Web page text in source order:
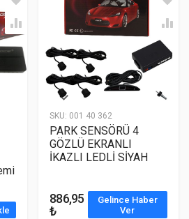
SKU: 001 40 362
PARK SENSÖRÜ 4
GÖZLÜ EKRANLI
İKAZLI LEDLİ SİYAH
886,95
₺
Gelince Haber
Ver